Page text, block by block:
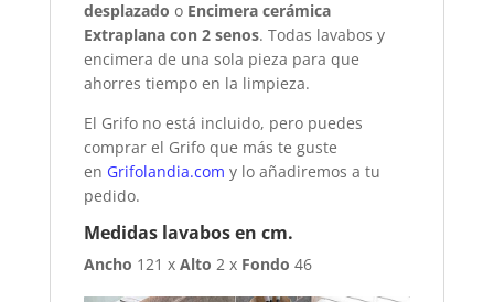
desplazado o Encimera cerámica
Extraplana con 2 senos. Todas lavabos y
encimera de una sola pieza para que
ahorres tiempo en la limpieza.
El Grifo no está incluido, pero puedes
comprar el Grifo que más te guste
en Grifolandia.com y lo añadiremos a tu
pedido.
Medidas lavabos en cm.
Ancho 121 x Alto 2 x Fondo 46